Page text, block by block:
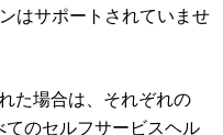
はサポートされていませ
た場合は、それぞれの
のセルフサービスヘル